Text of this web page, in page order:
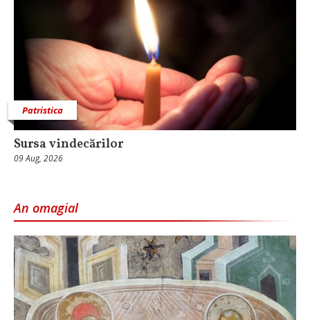
Patristica
Sursa vindecărilor
09 Aug, 2026
An omagial